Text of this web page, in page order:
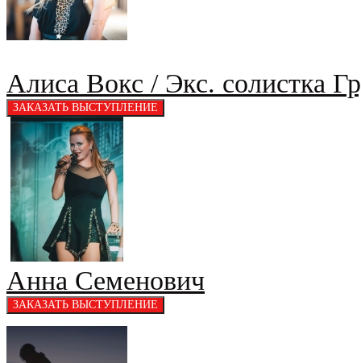
Алиса Вокс / Экс. солистка
Анна Семенович